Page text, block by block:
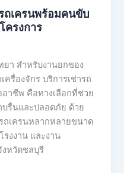
ถเครนพร้อมคนขับ
ครงการ
า สำหรับงานยกของ
ครื่องจักร บริการเช่ารถ
าชีพ คือทางเลือกที่ช่วย
รื่นและปลอดภัย ด้วย
เครนหลากหลายขนาด
รงงาน และงาน
หวัดชลบุรี